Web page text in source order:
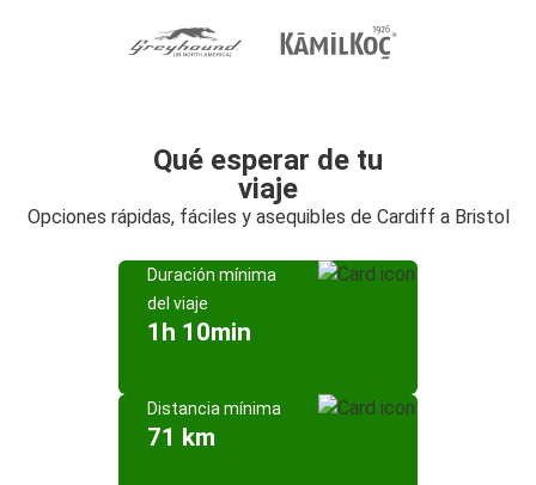
Qué esperar de tu
viaje
Opciones rápidas, fáciles y asequibles de Cardiff a Bristol
Duración mínima
del viaje
1h 10min
Distancia mínima
71 km